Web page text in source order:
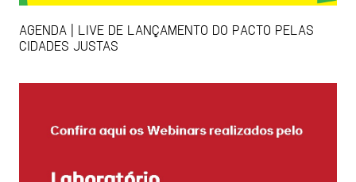
AGENDA | LIVE DE LANÇAMENTO DO PACTO PELAS
CIDADES JUSTAS